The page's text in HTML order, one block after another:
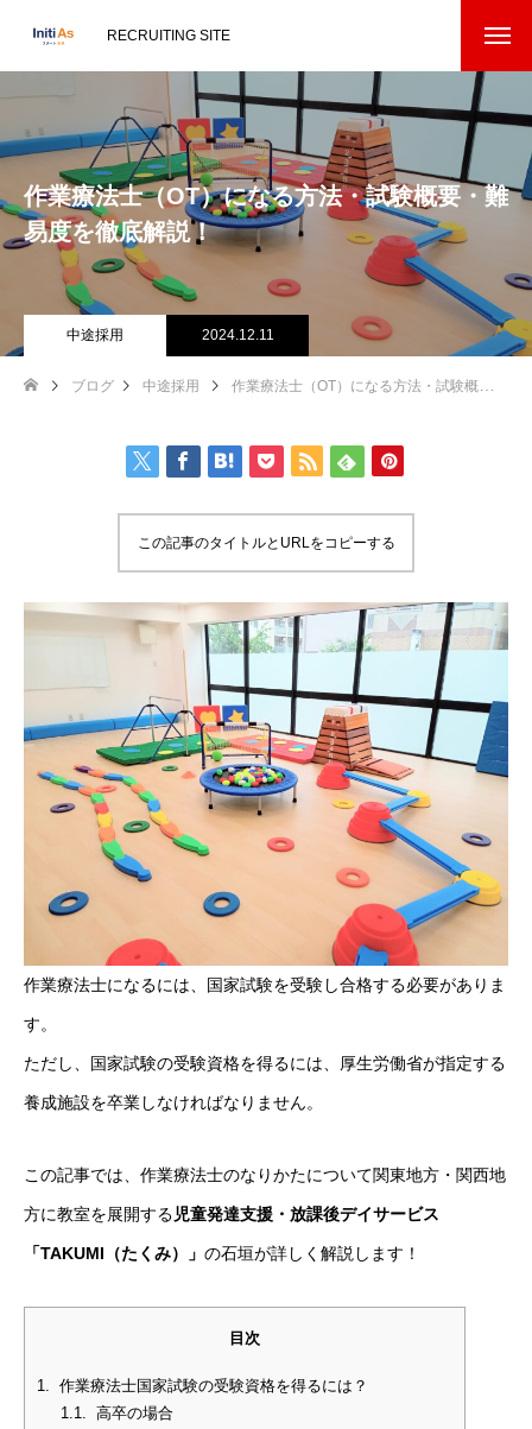
RECRUITING SITE
作業療法士（OT）になる方法・試験概要・難
易度を徹底解説！
中途採用 2024.12.11
ブログ 中途採用 作業療法士（OT）になる方法・試験概要・難易度を徹底解説！
この記事のタイトルとURLをコピーする
作業療法士になるには、国家試験を受験し合格する必要がありま
す。
ただし、国家試験の受験資格を得るには、厚生労働省が指定する
養成施設を卒業しなければなりません。
この記事では、作業療法士のなりかたについて関東地方・関西地
方に教室を展開する児童発達支援・放課後デイサービス
「TAKUMI（たくみ） 」 の石垣が詳しく解説します！
目次
1. 作業療法士国家試験の受験資格を得るには？
1.1. 高卒の場合